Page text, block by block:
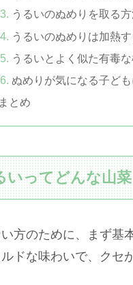
うるいのぬめりを取る
うるいのぬめりは加熱
うるいとよく似た有毒
ぬめりが気になる子ど
まとめ
いってどんな山
方のために、まず基
ドな味わいで、クセ